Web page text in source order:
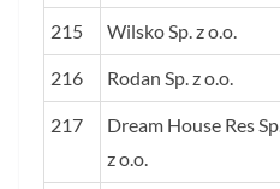
215 Wilsko Sp. z o.o.
216 Rodan Sp. z o.o.
217
Dream House Res Sp.
z o.o.